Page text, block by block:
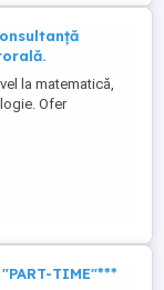
la matematică,
Ofer
la lucrări de
sportului,
și științe
asistență la
TIME"***